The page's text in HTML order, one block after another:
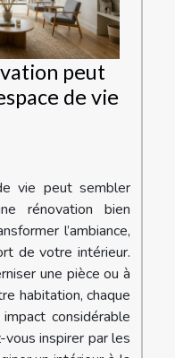
peut
de vie
vie peut sembler
rénovation bien
l’ambiance,
de votre intérieur.
une pièce ou à
habitation, chaque
considérable
inspirer par les